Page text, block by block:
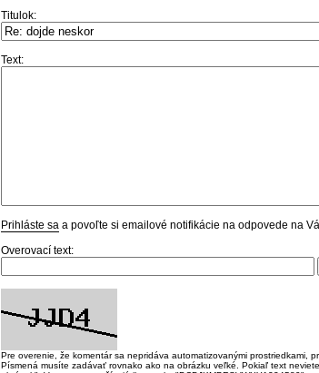
Titulok:
Text:
Prihláste sa a povoľte si emailové notifikácie na odpovede na
Overovací text:
Pre overenie, že komentár sa nepridáva automatizovanými prostriedkami,
Písmená musíte zadávať rovnako ako na obrázku veľké. Pokiaľ text